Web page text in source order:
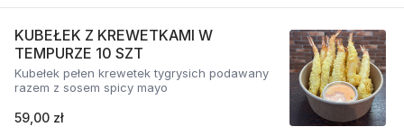
KUBEŁEK Z KREWETKAMI W
TEMPURZE 10 SZT
Kubełek pełen krewetek tygrysich podawany
razem z sosem spicy mayo
59,00 zł